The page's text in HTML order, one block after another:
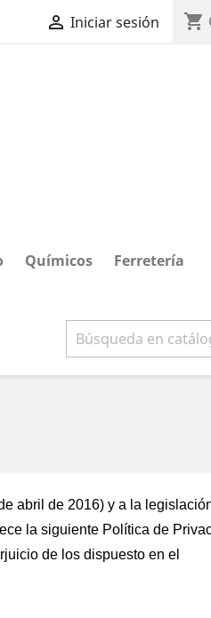
 Iniciar sesión shopping_cart
Químicos
Ferretería
abril de 2016) y a la
la siguiente Política de
de los dispuesto en el